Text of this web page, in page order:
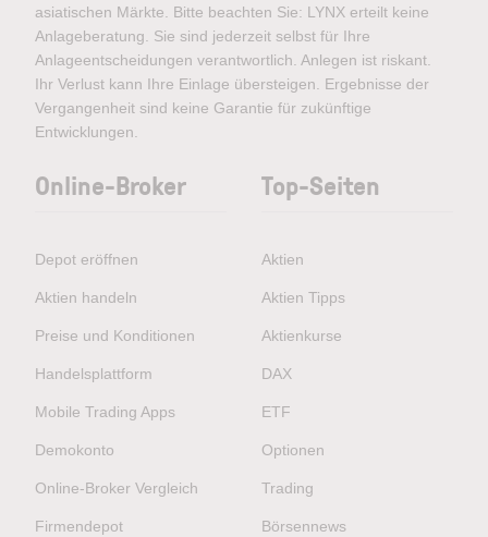
asiatischen Märkte. Bitte beachten Sie: LYNX erteilt keine
Anlageberatung. Sie sind jederzeit selbst für Ihre
Anlageentscheidungen verantwortlich. Anlegen ist riskant.
Ihr Verlust kann Ihre Einlage übersteigen. Ergebnisse der
Vergangenheit sind keine Garantie für zukünftige
Entwicklungen.
Online-Broker
Depot eröffnen
Aktien handeln
Preise und Konditionen
Handelsplattform
Mobile Trading Apps
Demokonto
Online-Broker Vergleich
Firmendepot
Top-Seiten
Aktien
Aktien Tipps
Aktienkurse
DAX
ETF
Optionen
Trading
Börsennews